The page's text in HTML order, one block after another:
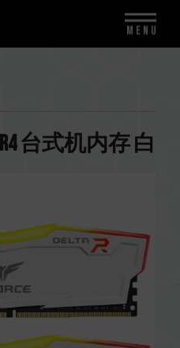
台式机内存 白
MENU